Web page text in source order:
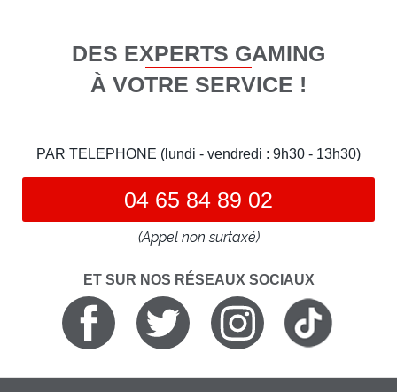
DES EXPERTS GAMING
À VOTRE SERVICE !
PAR TELEPHONE (lundi - vendredi : 9h30 - 13h30)
04 65 84 89 02
(Appel non surtaxé)
ET SUR NOS RÉSEAUX SOCIAUX